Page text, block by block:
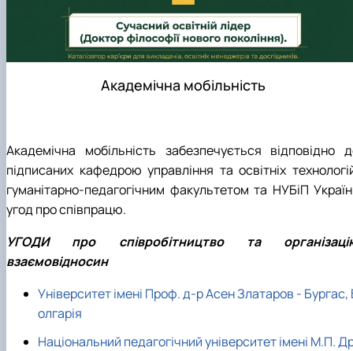
Академічна мобільність
Академічна мобільність забезпечується відповідно
підписаних кафедрою управління та освітніх
гуманітарно-педагогічним факультетом та НУБіП
угод про співпрацю.
УГОДИ про співробітництво та
взаємовідносин
Університет імені Проф. д-р Асен Златаров - Бургас,
олгарія
Національний педагогічний університет імені М.П.